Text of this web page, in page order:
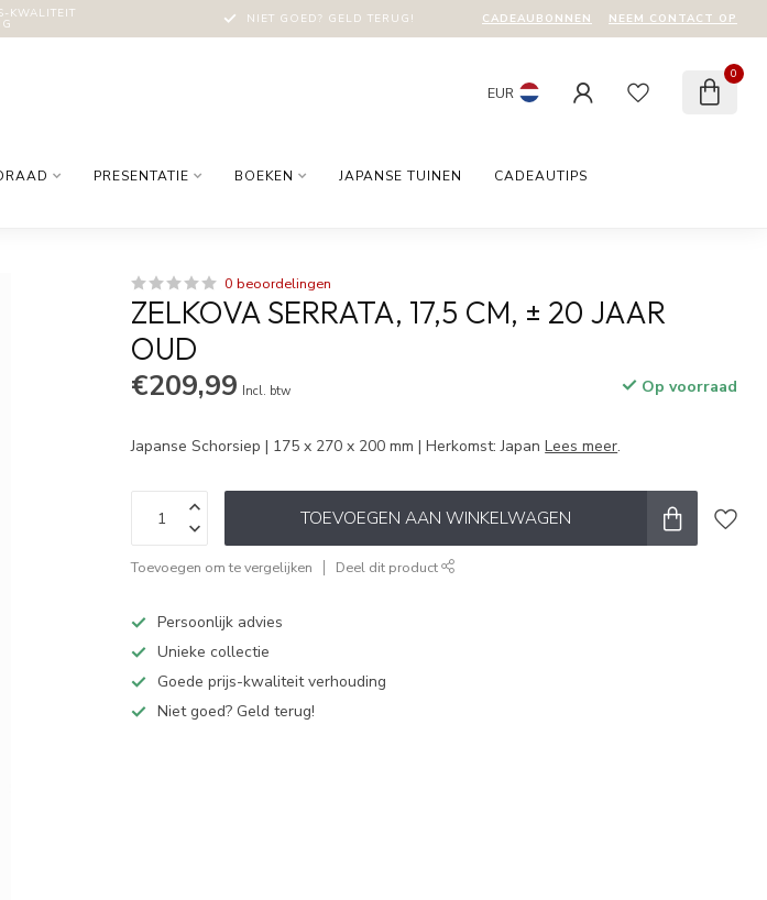
KWALITEIT NIET GOED? GELD TERUG! CADEAUBONNEN NEEM CONTACT OP
EUR
0
PRESENTATIE BOEKEN JAPANSE TUINEN CADEAUTIPS
0 beoordelingen
ZELKOVA SERRATA, 17,5 CM, ± 20 JAAR
OUD
€209,99 Incl. btw Op voorraad
Japanse Schorsiep | 175 x 270 x 200 mm | Herkomst: JapanLees meer.
TOEVOEGEN AAN WINKELWAGEN
Toevoegen om te vergelijken Deel dit product
Persoonlijk advies
Unieke collectie
Goede prijs-kwaliteit verhouding
Niet goed? Geld terug!